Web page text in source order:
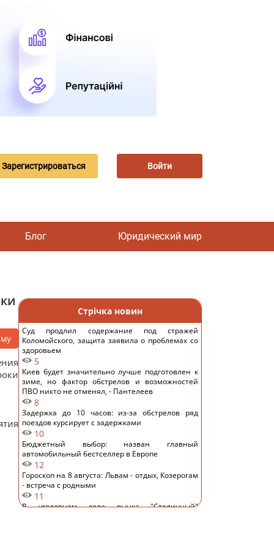
Зарегистрироваться Войти
Блог Юридический мир
Стрічка новин
Суд продлил содержание под стражей
Коломойского, защита заявила о проблемах со
здоровьем
5
Киев будет значительно лучше подготовлен к
зиме, но фактор обстрелов и возможностей
ПВО никто не отменял, - Пантелеев
8
Задержка до 10 часов: из-за обстрелов ряд
поездов курсирует с задержками
10
Бюджетный выбор: назван главный
автомобильный бестселлер в Европе
12
Гороскоп на 8 августа: Львам - отдых, Козерогам
- встреча с родными
11
В уголовном деле рынка "Столичный"